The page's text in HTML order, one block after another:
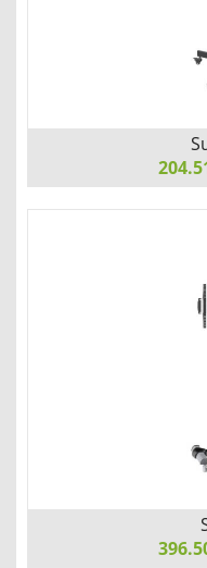
СИГУРНО, СТАБИЛНО